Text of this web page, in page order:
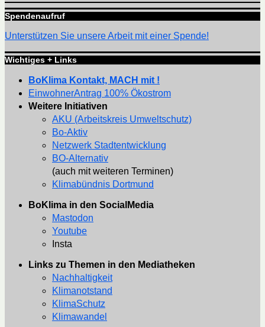
Spendenaufruf
Unterstützen Sie unsere Arbeit mit einer Spende!
Wichtiges + Links
BoKlima Kontakt, MACH mit !
EinwohnerAntrag 100% Ökostrom
Weitere Initiativen
AKU (Arbeitskreis Umweltschutz)
Bo-Aktiv
Netzwerk Stadtentwicklung
BO-Alternativ
(auch mit weiteren Terminen)
Klimabündnis Dortmund
BoKlima in den SocialMedia
Mastodon
Youtube
Insta
Links zu Themen in den Mediatheken
Nachhaltigkeit
Klimanotstand
KlimaSchutz
Klimawandel